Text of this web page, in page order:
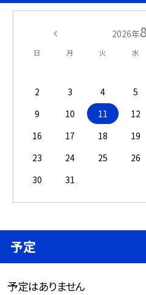
2026年
日 月 火 水
2
3 4 5
9
10 11 12
16
17 18 19
23
24 25 26
30
31
予定
予定はありません